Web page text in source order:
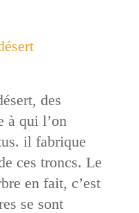
des
à qui l’on
il fabrique
ces troncs. Le
en fait, c’est
se sont